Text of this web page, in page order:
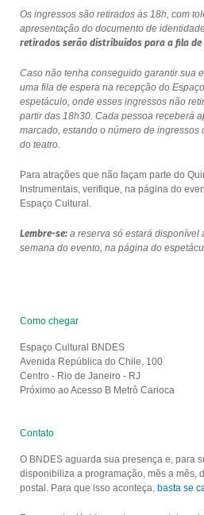
Os ingressos são retirados às 18h, com
apresentação do documento de
retirados serão distribuídos para a fila de
Caso não tenha conseguido garantir sua
uma fila de espera na recepção do
espetáculo, onde esses ingressos não
partir das 18h30. Cada pessoa receberá
marcado, estando o número de
do teatro.
Para atrações que não façam parte do
Instrumentais, verifique, na página do
Espaço Cultural.
Lembre-se:a reserva só estará disponível
semana do evento, na página do
Como chegar
Espaço Cultural BNDES
Avenida República do Chile, 100
Centro - Rio de Janeiro - RJ
Próximo ao Acesso B Metrô Carioca
Contato
O BNDES aguarda sua presença e, para
disponibiliza a programação, mês a mês,
postal. Para que isso aconteça, basta se